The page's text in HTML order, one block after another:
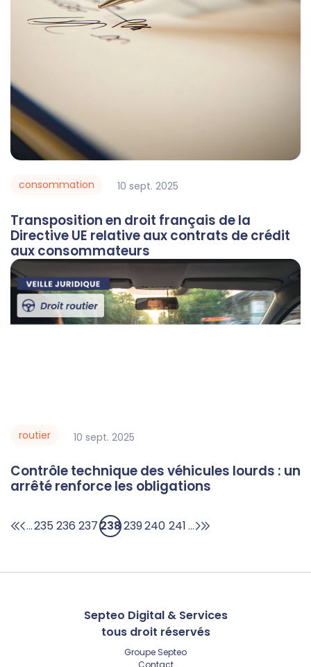
Transposition en droit français de la
Directive UE relative aux contrats de crédit
aux consommateurs
10 sept. 2025
consommation
Contrôle technique des véhicules lourds : un
arrêté renforce les obligations
10 sept. 2025
routier
...235 236 237238239240 241 ...
Septeo Digital & Services
tous droit réservés
Groupe Septeo
Contact